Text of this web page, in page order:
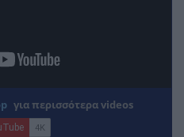
για περισσότερα videos